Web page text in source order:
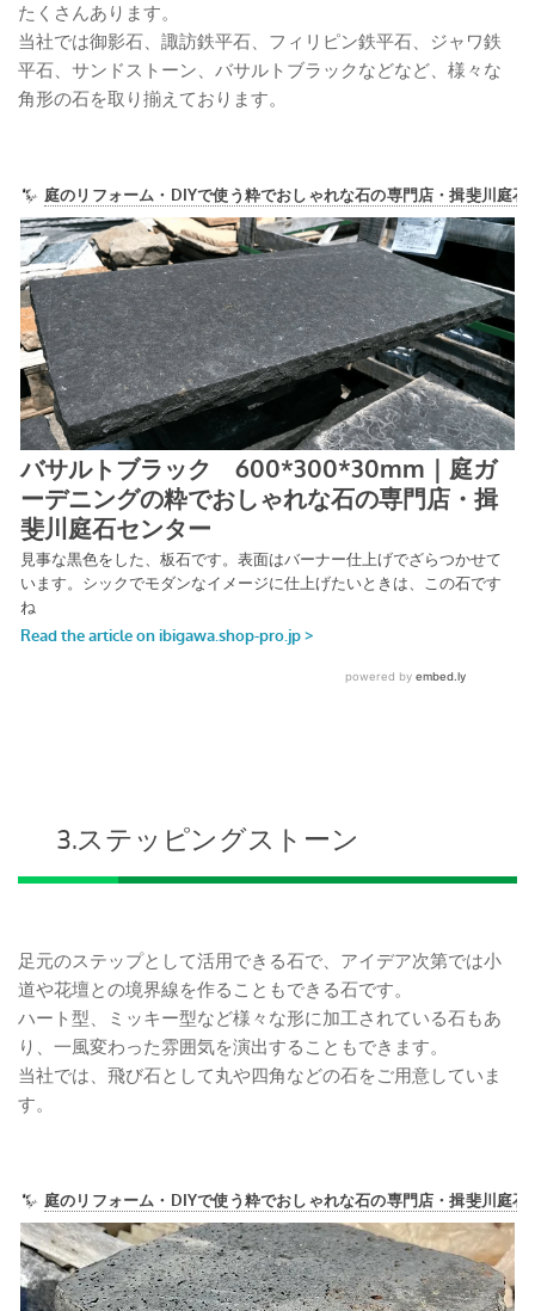
たくさんあります。
当社では御影石、諏訪鉄平石、フィリピン鉄平石、ジャワ鉄
平石、サンドストーン、バサルトブラックなどなど、様々な
角形の石を取り揃えております。
3.ステッピングストーン
足元のステップとして活用できる石で、アイデア次第では小
道や花壇との境界線を作ることもできる石です。
ハート型、ミッキー型など様々な形に加工されている石もあ
り、一風変わった雰囲気を演出することもできます。
当社では、飛び石として丸や四角などの石をご用意していま
す。